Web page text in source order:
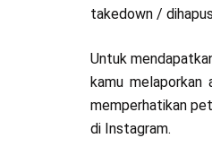
takedown /
Untuk
kamu melaporkan
memperhatikan
di Instagram.